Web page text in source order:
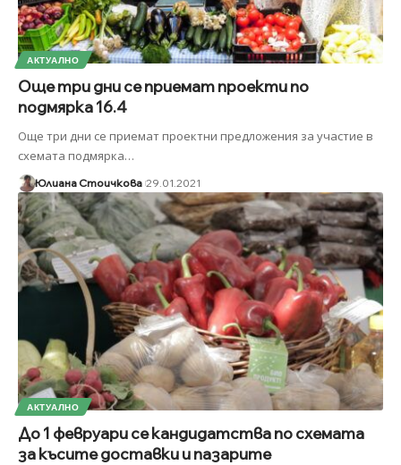
АКТУАЛНО
Още три дни се приемат проекти по
подмярка 16.4
Още три дни се приемат проектни предложения за участие в
схемата подмярка…
Юлиана Стоичкова 29.01.2021
АКТУАЛНО
До 1 февруари се кандидатства по схемата
за късите доставки и пазарите